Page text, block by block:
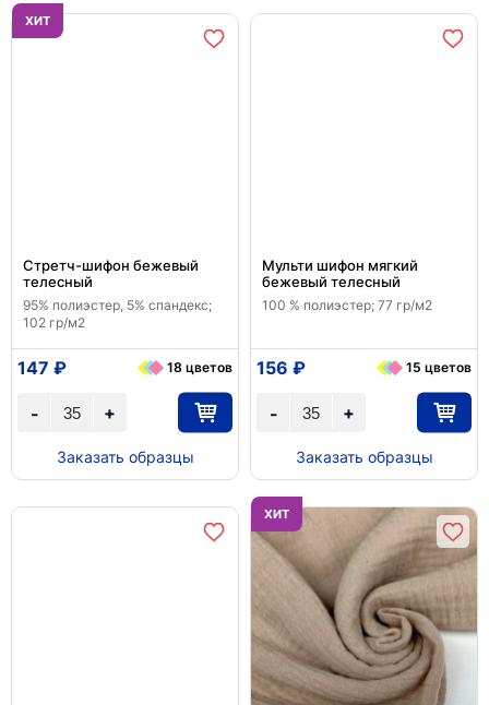
ХИТ
Стретч-шифон бежевый
телесный
95% полиэстер, 5% спандекс;
102 гр/м2
+
-
147 ₽ 18 цветов
Заказать образцы
Мульти шифон мягкий
бежевый телесный
100 % полиэстер; 77 гр/м2
+
-
156 ₽ 15 цветов
Заказать образцы
ХИТ